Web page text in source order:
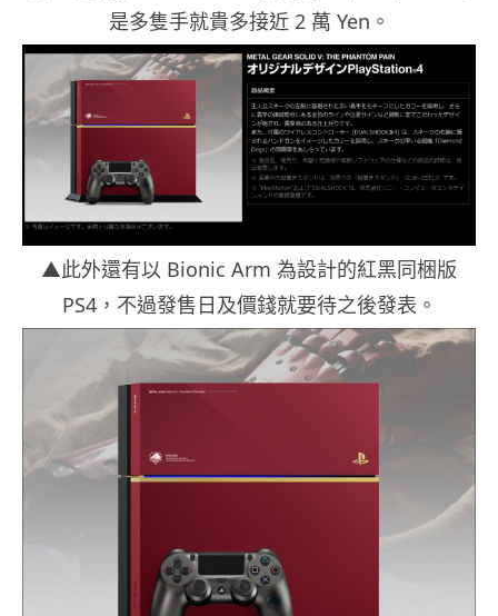
是多隻手就貴多接近 2 萬 Yen。
▲此外還有以 Bionic Arm 為設計的紅黑同梱版
PS4，不過發售日及價錢就要待之後發表。